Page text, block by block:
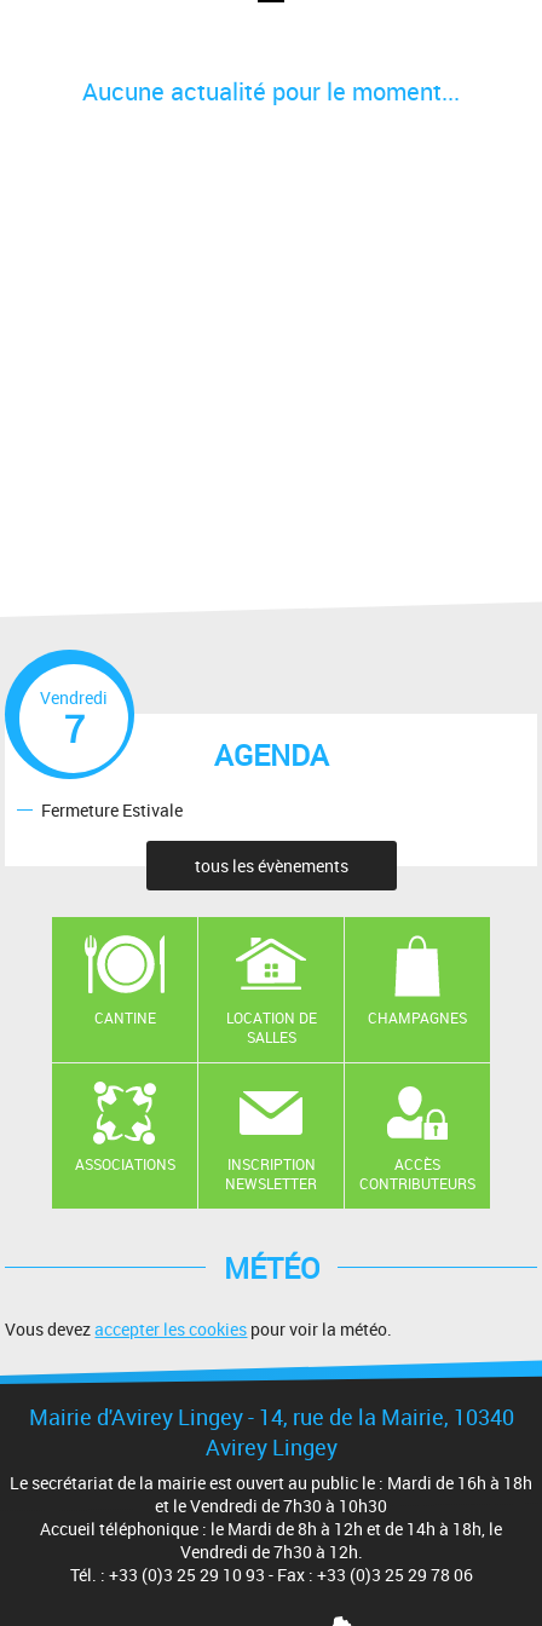
Aucune actualité pour le moment...
AGENDA
Vendredi
7
Fermeture Estivale
tous les évènements
CANTINE
LOCATION DE
SALLES
CHAMPAGNES
ASSOCIATIONS
INSCRIPTION
NEWSLETTER
ACCÈS
CONTRIBUTEURS
MÉTÉO
Vous devezaccepter les cookies pour voir la météo.
Mairie d'Avirey Lingey - 14, rue de la Mairie, 10340
Avirey Lingey
Le secrétariat de la mairie est ouvert au public le : Mardi de 16h à 18h
et le Vendredi de 7h30 à 10h30
Accueil téléphonique : le Mardi de 8h à 12h et de 14h à 18h, le
Vendredi de 7h30 à 12h.
Tél. : +33 (0)3 25 29 10 93 - Fax : +33 (0)3 25 29 78 06